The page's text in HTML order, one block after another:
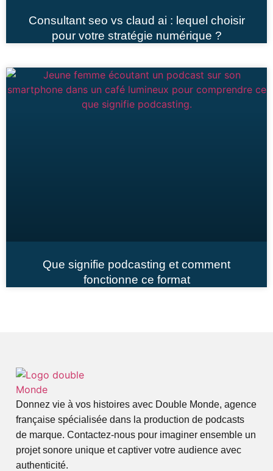
Consultant seo vs claud ai : lequel choisir
pour votre stratégie numérique ?
Que signifie podcasting et comment
fonctionne ce format
Donnez vie à vos histoires avec Double Monde, agence
française spécialisée dans la production de podcasts
de marque. Contactez-nous pour imaginer ensemble un
projet sonore unique et captiver votre audience avec
authenticité.